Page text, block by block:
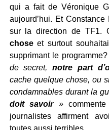
qui a fait de Véronique
aujourd’hui. Et
sur la direction de TF1.
choseet surtout
supprimant le programme?
de secret, notre part
cache quelque chose, ou
condamnables durant la
doit savoir»
journalistes affirment
toutes aussi terribles.